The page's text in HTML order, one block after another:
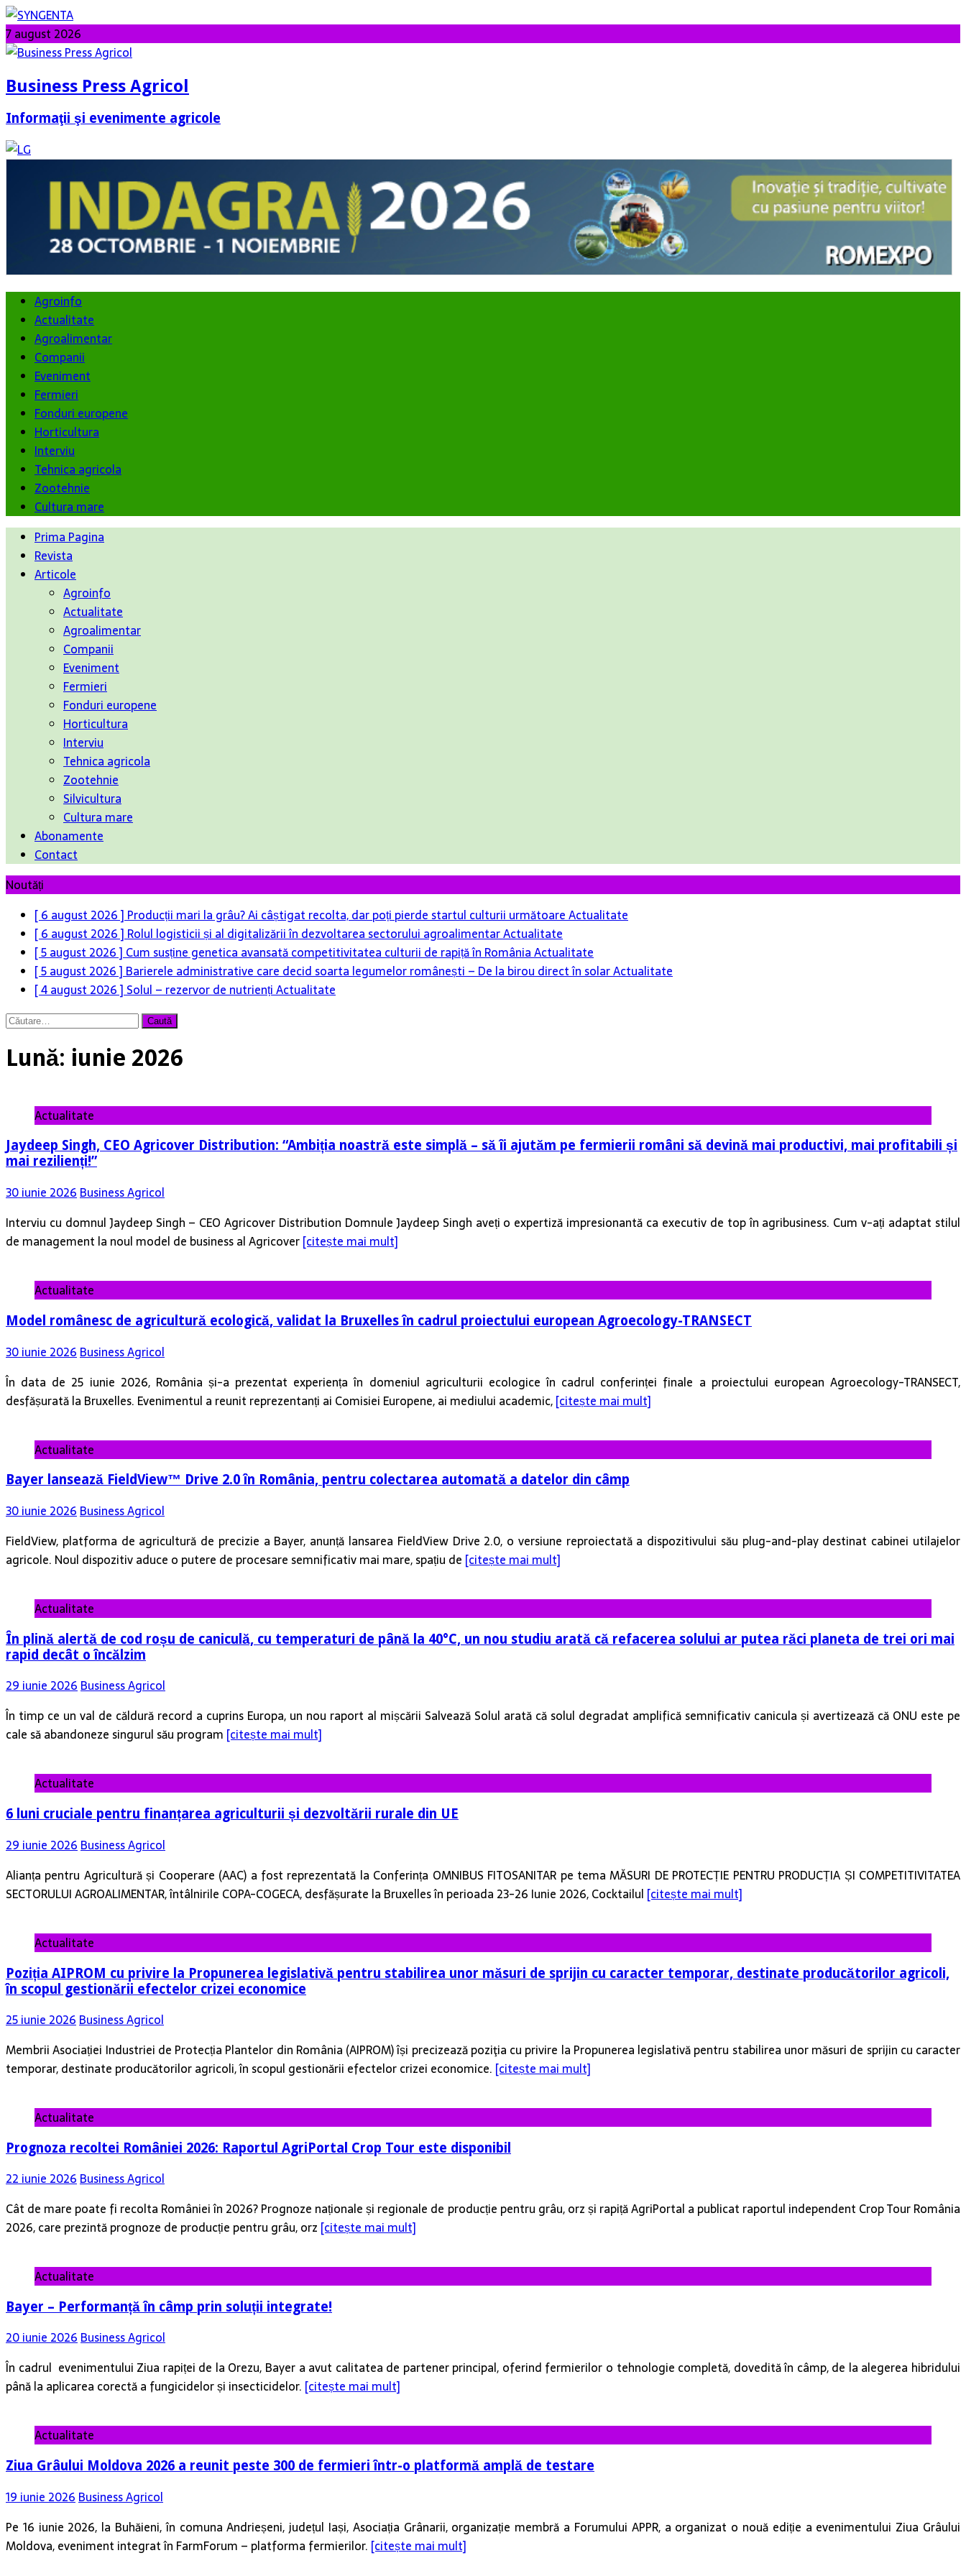
7 august 2026
Business Press Agricol
Informaţii şi evenimente agricole
Agroinfo
Actualitate
Agroalimentar
Companii
Eveniment
Fermieri
Fonduri europene
Horticultura
Interviu
Tehnica agricola
Zootehnie
Cultura mare
Prima Pagina
Revista
Articole
Agroinfo
Actualitate
Agroalimentar
Companii
Eveniment
Fermieri
Fonduri europene
Horticultura
Interviu
Tehnica agricola
Zootehnie
Silvicultura
Cultura mare
Abonamente
Contact
Noutăți
[ 6 august 2026 ] Producții mari la grâu? Ai câștigat recolta, dar poți pierde startul culturii următoareActualitate
[ 6 august 2026 ] Rolul logisticii și al digitalizării în dezvoltarea sectorului agroalimentarActualitate
[ 5 august 2026 ] Cum susține genetica avansată competitivitatea culturii de rapiță în RomâniaActualitate
[ 5 august 2026 ] Barierele administrative care decid soarta legumelor românești – De la birou direct în solarActualitate
[ 4 august 2026 ] Solul – rezervor de nutriențiActualitate
Caută
Lună: iunie 2026
Actualitate
Jaydeep Singh, CEO Agricover Distribution: “Ambiția noastră este simplă – să îi ajutăm pe fermierii români să devină mai productivi, mai profitabili și
mai rezilienți!”
30 iunie 2026 Business Agricol
Interviu cu domnul Jaydeep Singh – CEO Agricover Distribution Domnule Jaydeep Singh aveți o expertiză impresionantă ca executiv de top în agribusiness. Cum v-ați adaptat stilul
de management la noul model de business al Agricover[citește mai mult]
Actualitate
Model românesc de agricultură ecologică, validat la Bruxelles în cadrul proiectului european Agroecology-TRANSECT
30 iunie 2026 Business Agricol
În data de 25 iunie 2026, România și-a prezentat experiența în domeniul agriculturii ecologice în cadrul conferinței finale a proiectului european Agroecology-TRANSECT,
desfășurată la Bruxelles. Evenimentul a reunit reprezentanți ai Comisiei Europene, ai mediului academic,[citește mai mult]
Actualitate
Bayer lansează FieldView™ Drive 2.0 în România, pentru colectarea automată a datelor din câmp
30 iunie 2026 Business Agricol
FieldView, platforma de agricultură de precizie a Bayer, anunță lansarea FieldView Drive 2.0, o versiune reproiectată a dispozitivului său plug-and-play destinat cabinei utilajelor
agricole. Noul dispozitiv aduce o putere de procesare semnificativ mai mare, spațiu de [citește mai mult]
Actualitate
În plină alertă de cod roșu de caniculă, cu temperaturi de până la 40°C, un nou studiu arată că refacerea solului ar putea răci planeta de trei ori mai
rapid decât o încălzim
29 iunie 2026Business Agricol
În timp ce un val de căldură record a cuprins Europa, un nou raport al mișcării Salvează Solul arată că solul degradat amplifică semnificativ canicula și avertizează că ONU este pe
cale să abandoneze singurul său program [citește mai mult]
Actualitate
6 luni cruciale pentru finanțarea agriculturii și dezvoltării rurale din UE
29 iunie 2026 Business Agricol
Alianța pentru Agricultură și Cooperare (AAC) a fost reprezentată la Conferința OMNIBUS FITOSANITAR pe tema MĂSURI DE PROTECȚIE PENTRU PRODUCȚIA ȘI COMPETITIVITATEA
SECTORULUI AGROALIMENTAR, întâlnirile COPA-COGECA, desfășurate la Bruxelles în perioada 23-26 Iunie 2026, Cocktailul [citește mai mult]
Actualitate
Poziția AIPROM cu privire la Propunerea legislativă pentru stabilirea unor măsuri de sprijin cu caracter temporar, destinate producătorilor agricoli,
în scopul gestionării efectelor crizei economice
25 iunie 2026Business Agricol
Membrii Asociației Industriei de Protecția Plantelor din România (AIPROM) își precizează poziţia cu privire la Propunerea legislativă pentru stabilirea unor măsuri de sprijin cu caracter
temporar, destinate producătorilor agricoli, în scopul gestionării efectelor crizei economice. [citește mai mult]
Actualitate
Prognoza recoltei României 2026: Raportul AgriPortal Crop Tour este disponibil
22 iunie 2026 Business Agricol
Cât de mare poate fi recolta României în 2026? Prognoze naționale și regionale de producție pentru grâu, orz și rapiță AgriPortal a publicat raportul independent Crop Tour România
2026, care prezintă prognoze de producție pentru grâu, orz [citește mai mult]
Actualitate
Bayer – Performanță în câmp prin soluții integrate!
20 iunie 2026Business Agricol
În cadrul evenimentului Ziua rapiței de la Orezu, Bayer a avut calitatea de partener principal, oferind fermierilor o tehnologie completă, dovedită în câmp, de la alegerea hibridului
până la aplicarea corectă a fungicidelor și insecticidelor. [citește mai mult]
Actualitate
Ziua Grâului Moldova 2026 a reunit peste 300 de fermieri într-o platformă amplă de testare
19 iunie 2026 Business Agricol
Pe 16 iunie 2026, la Buhăieni, în comuna Andrieșeni, județul Iași, Asociația Grânarii, organizație membră a Forumului APPR, a organizat o nouă ediție a evenimentului Ziua Grâului
Moldova, eveniment integrat în FarmForum – platforma fermierilor. [citește mai mult]